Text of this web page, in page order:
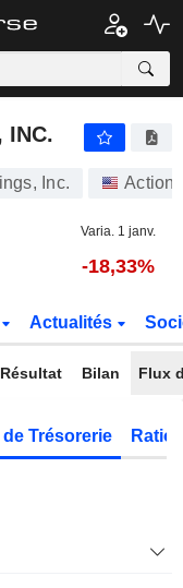
INC.
Inc. Actions
Varia. 1 janv.
-18,33%
Actualités
Bilan Flux
de Trésorerie